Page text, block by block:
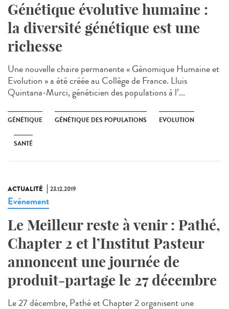
Génétique évolutive humaine :
la diversité génétique est une
richesse
Une nouvelle chaire permanente « Génomique Humaine et
Evolution » a été créée au Collège de France. Lluis
Quintana-Murci, généticien des populations à l’...
GÉNÉTIQUE GÉNÉTIQUE DES POPULATIONS EVOLUTION
SANTÉ
ACTUALITÉ 23.12.2019
Evénement
Le Meilleur reste à venir : Pathé,
Chapter 2 et l’Institut Pasteur
annoncent une journée de
produit-partage le 27 décembre
Le 27 décembre, Pathé et Chapter 2 organisent une